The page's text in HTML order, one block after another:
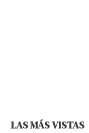
LAS MÁS VISTAS